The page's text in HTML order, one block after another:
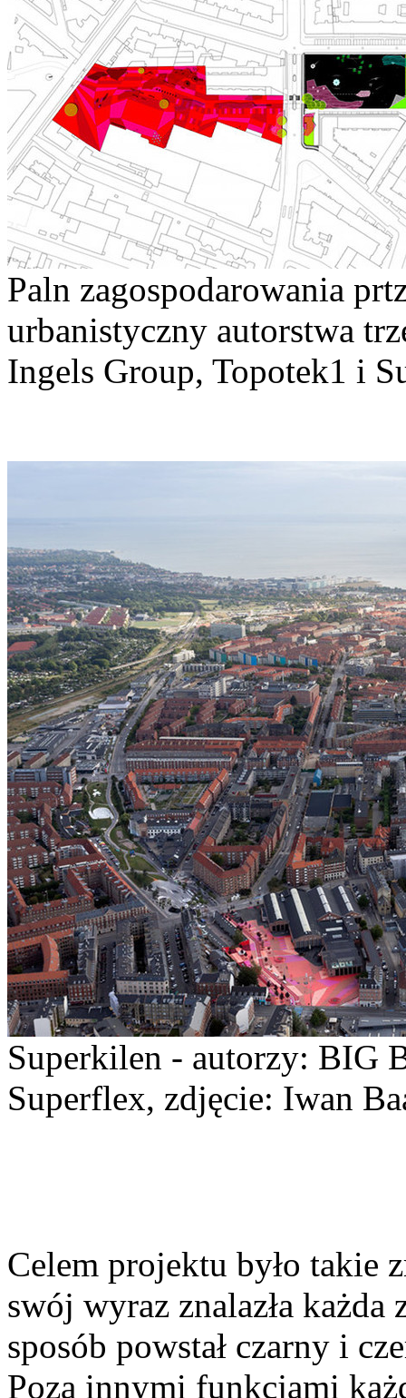
Paln zagospodarowania
urbanistyczny autorstwa
Ingels Group, Topotek1 i
Superkilen - autorzy: BIG
Superflex, zdjęcie: Iwan
Celem projektu było takie
swój wyraz znalazła
sposób powstał czarny i
Poza innymi funkcjami